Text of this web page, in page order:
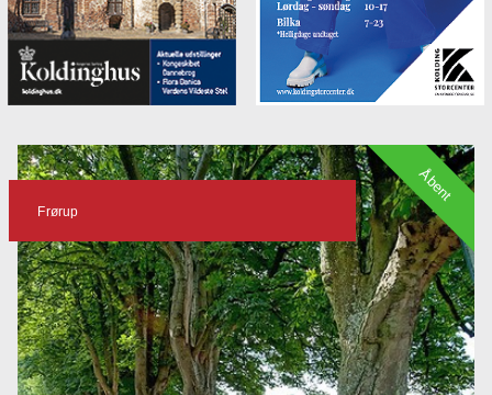
Frørup
Åbent